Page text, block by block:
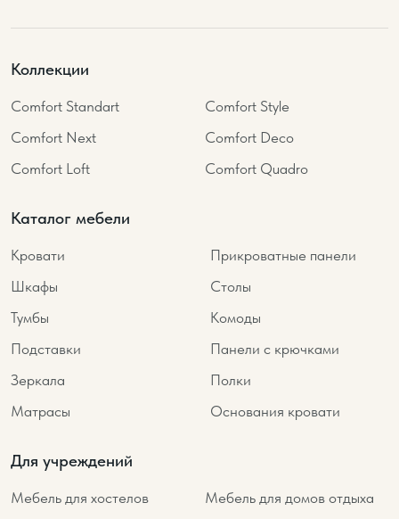
Коллекции
Comfort Standart
Comfort Style
Comfort Next
Comfort Deco
Comfort Loft
Comfort Quadro
Каталог мебели
Кровати
Прикроватные панели
Шкафы
Столы
Тумбы
Комоды
Подставки
Панели с крючками
Зеркала
Полки
Матрасы
Основания кровати
Для учреждений
Мебель для хостелов
Мебель для домов отдыха